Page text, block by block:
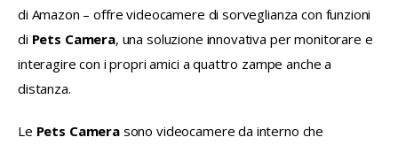
di Amazon – offre videocamere di sorveglianza con funzioni
di Pets Camera, una soluzione innovativa per monitorare e
interagire con i propri amici a quattro zampe anche a
distanza.
Le Pets Camera sono videocamere da interno che